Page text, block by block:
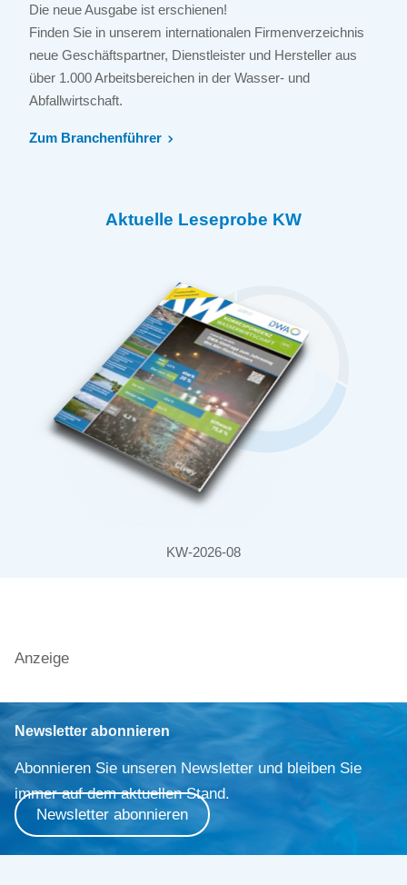
Die neue Ausgabe ist erschienen!
Finden Sie in unserem internationalen Firmenverzeichnis
neue Geschäftspartner, Dienstleister und Hersteller aus
über 1.000 Arbeitsbereichen in der Wasser- und
Abfallwirtschaft.
Zum Branchenführer
Aktuelle Leseprobe KW
KW-2026-08
Anzeige
Newsletter abonnieren
Abonnieren Sie unseren Newsletter und bleiben Sie
immer auf dem aktuellen Stand.
Newsletter abonnieren